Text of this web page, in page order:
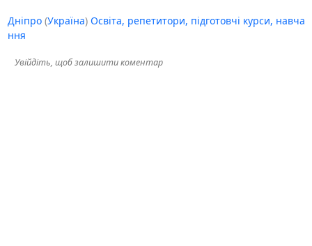
Дніпро(Україна) Освіта, репетитори, підготовчі курси, навча
ння
Увійдіть, щоб залишити коментар